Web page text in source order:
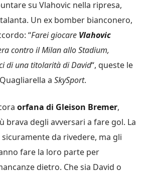
su Vlahovic nella ripresa,
Un ex bomber bianconero,
“Farei giocare Vlahovic
contro il Milan allo Stadium,
di una titolarità di David“, queste le
a SkySport.
orfana di Gleison Bremer,
brava degli avversari a fare gol. La
da rivedere, ma gli
fare la loro parte per
dietro. Che sia David o